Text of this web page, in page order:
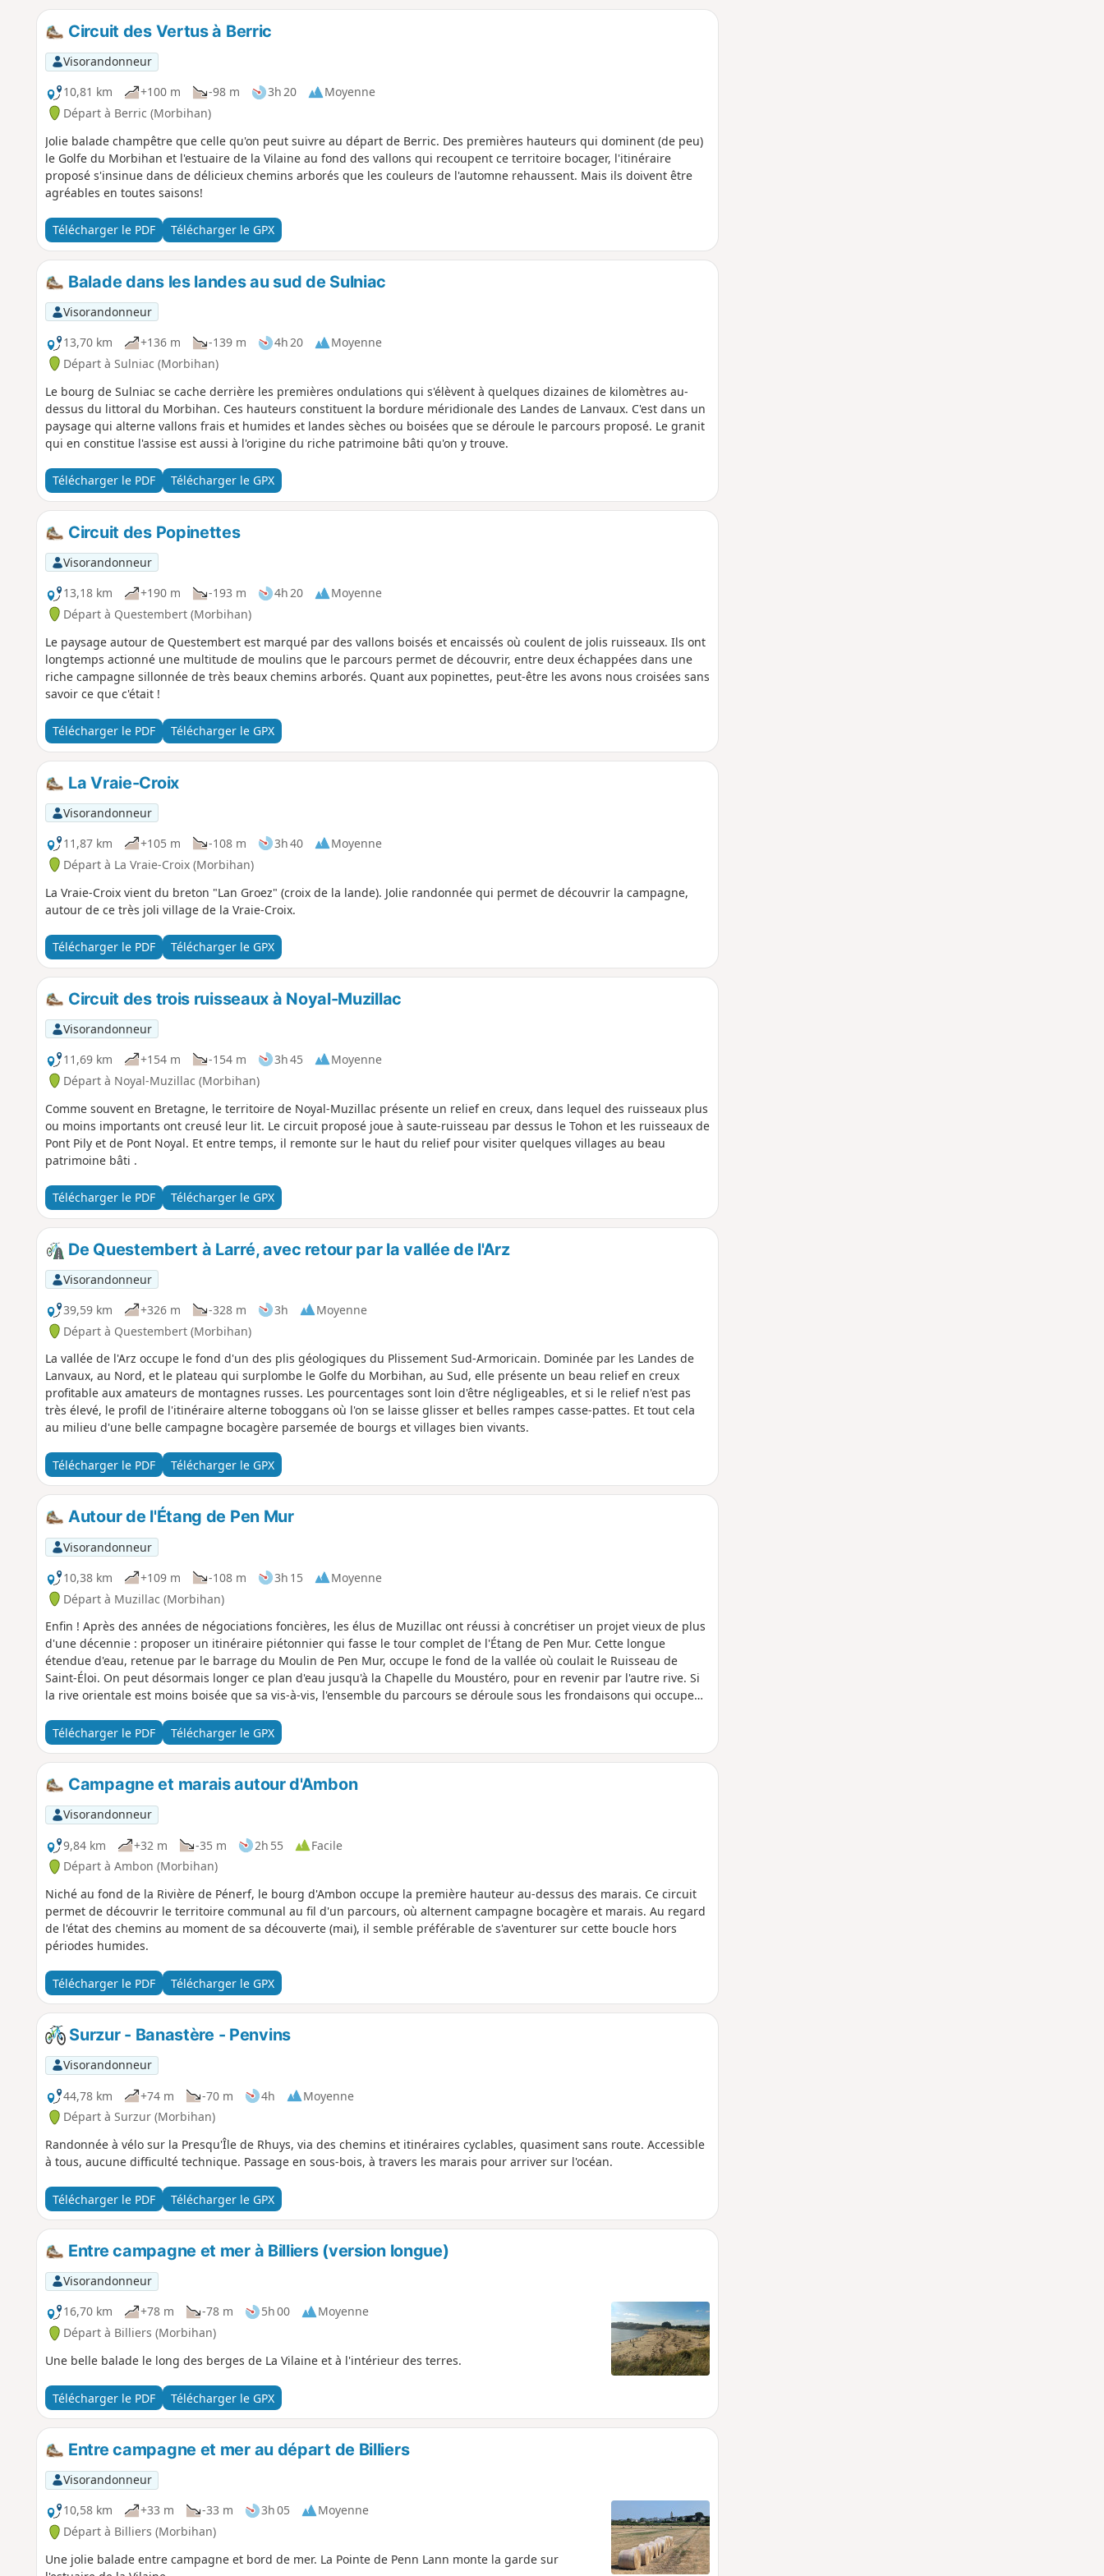
Circuit des Vertus à Berric
Visorandonneur
10,81 km
+100 m -98 m 3h 20
Moyenne
Départ à Berric (Morbihan)
Jolie balade champêtre que celle qu'on peut suivre au départ de Berric. Des premières hauteurs qui dominent (de peu)
le Golfe du Morbihan et l'estuaire de la Vilaine au fond des vallons qui recoupent ce territoire bocager, l'itinéraire
proposé s'insinue dans de délicieux chemins arborés que les couleurs de l'automne rehaussent. Mais ils doivent être
agréables en toutes saisons!
Télécharger le PDF Télécharger le GPX
Balade dans les landes au sud de Sulniac
Visorandonneur
13,70 km
+136 m -139 m 4h 20
Moyenne
Départ à Sulniac (Morbihan)
Le bourg de Sulniac se cache derrière les premières ondulations qui s'élèvent à quelques dizaines de kilomètres au-
dessus du littoral du Morbihan. Ces hauteurs constituent la bordure méridionale des Landes de Lanvaux. C'est dans un
paysage qui alterne vallons frais et humides et landes sèches ou boisées que se déroule le parcours proposé. Le granit
qui en constitue l'assise est aussi à l'origine du riche patrimoine bâti qu'on y trouve.
Télécharger le PDF Télécharger le GPX
Circuit des Popinettes
Visorandonneur
13,18 km
+190 m -193 m 4h 20
Moyenne
Départ à Questembert (Morbihan)
Le paysage autour de Questembert est marqué par des vallons boisés et encaissés où coulent de jolis ruisseaux. Ils ont
longtemps actionné une multitude de moulins que le parcours permet de découvrir, entre deux échappées dans une
riche campagne sillonnée de très beaux chemins arborés. Quant aux popinettes, peut-être les avons nous croisées sans
savoir ce que c'était !
Télécharger le PDF Télécharger le GPX
La Vraie-Croix
Visorandonneur
11,87 km
+105 m -108 m 3h 40
Moyenne
Départ à La Vraie-Croix (Morbihan)
La Vraie-Croix vient du breton "Lan Groez" (croix de la lande). Jolie randonnée qui permet de découvrir la campagne,
autour de ce très joli village de la Vraie-Croix.
Télécharger le PDF Télécharger le GPX
Circuit des trois ruisseaux à Noyal-Muzillac
Visorandonneur
11,69 km
+154 m -154 m 3h 45
Moyenne
Départ à Noyal-Muzillac (Morbihan)
Comme souvent en Bretagne, le territoire de Noyal-Muzillac présente un relief en creux, dans lequel des ruisseaux plus
ou moins importants ont creusé leur lit. Le circuit proposé joue à saute-ruisseau par dessus le Tohon et les ruisseaux de
Pont Pily et de Pont Noyal. Et entre temps, il remonte sur le haut du relief pour visiter quelques villages au beau
patrimoine bâti .
Télécharger le PDF Télécharger le GPX
De Questembert à Larré, avec retour par la vallée de l'Arz
Visorandonneur
39,59 km
+326 m -328 m 3h
Moyenne
Départ à Questembert (Morbihan)
La vallée de l'Arz occupe le fond d'un des plis géologiques du Plissement Sud-Armoricain. Dominée par les Landes de
Lanvaux, au Nord, et le plateau qui surplombe le Golfe du Morbihan, au Sud, elle présente un beau relief en creux
profitable aux amateurs de montagnes russes. Les pourcentages sont loin d'être négligeables, et si le relief n'est pas
très élevé, le profil de l'itinéraire alterne toboggans où l'on se laisse glisser et belles rampes casse-pattes. Et tout cela
au milieu d'une belle campagne bocagère parsemée de bourgs et villages bien vivants.
Télécharger le PDF Télécharger le GPX
Autour de l'Étang de Pen Mur
Visorandonneur
10,38 km
+109 m -108 m 3h 15
Moyenne
Départ à Muzillac (Morbihan)
Enfin ! Après des années de négociations foncières, les élus de Muzillac ont réussi à concrétiser un projet vieux de plus
d'une décennie : proposer un itinéraire piétonnier qui fasse le tour complet de l'Étang de Pen Mur. Cette longue
étendue d'eau, retenue par le barrage du Moulin de Pen Mur, occupe le fond de la vallée où coulait le Ruisseau de
Saint-Éloi. On peut désormais longer ce plan d'eau jusqu'à la Chapelle du Moustéro, pour en revenir par l'autre rive. Si
la rive orientale est moins boisée que sa vis-à-vis, l'ensemble du parcours se déroule sous les frondaisons qui occupent
rendront bientôt invisibles, ont ménagés des portions naturelles ou des escaliers qui empêchent la pratique du sentier
par des engins motorisés et même des VTT. Marcheurs, à vos bâtons !
Télécharger le PDF Télécharger le GPX
Campagne et marais autour d'Ambon
Visorandonneur
9,84 km
+32 m -35 m 2h 55
Facile
Départ à Ambon (Morbihan)
Niché au fond de la Rivière de Pénerf, le bourg d'Ambon occupe la première hauteur au-dessus des marais. Ce circuit
permet de découvrir le territoire communal au fil d'un parcours, où alternent campagne bocagère et marais. Au regard
de l'état des chemins au moment de sa découverte (mai), il semble préférable de s'aventurer sur cette boucle hors
périodes humides.
Télécharger le PDF Télécharger le GPX
Surzur - Banastère - Penvins
Visorandonneur
44,78 km
+74 m -70 m 4h
Moyenne
Départ à Surzur (Morbihan)
Randonnée à vélo sur la Presqu'Île de Rhuys, via des chemins et itinéraires cyclables, quasiment sans route. Accessible
à tous, aucune difficulté technique. Passage en sous-bois, à travers les marais pour arriver sur l'océan.
Télécharger le PDF Télécharger le GPX
Entre campagne et mer à Billiers (version longue)
Visorandonneur
16,70 km
+78 m -78 m 5h 00
Moyenne
Départ à Billiers (Morbihan)
Une belle balade le long des berges de La Vilaine et à l'intérieur des terres.
Télécharger le PDF Télécharger le GPX
Entre campagne et mer au départ de Billiers
Visorandonneur
10,58 km
+33 m -33 m 3h 05
Moyenne
Départ à Billiers (Morbihan)
Une jolie balade entre campagne et bord de mer. La Pointe de Penn Lann monte la garde sur